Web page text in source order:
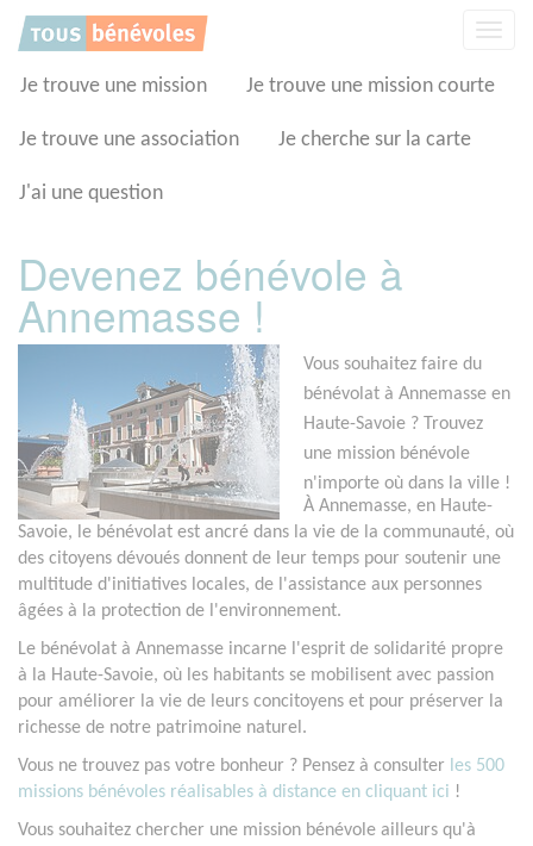
Je trouve une mission Je trouve une mission courte
Je trouve une association Je cherche sur la carte
J'ai une question
Devenez bénévole à
Annemasse !
Vous souhaitez faire du
bénévolat à Annemasse en
Haute-Savoie ? Trouvez
une mission bénévole
n'importe où dans la ville !
À Annemasse, en Haute-
Savoie, le bénévolat est ancré dans la vie de la communauté, où
des citoyens dévoués donnent de leur temps pour soutenir une
multitude d'initiatives locales, de l'assistance aux personnes
âgées à la protection de l'environnement.
Le bénévolat à Annemasse incarne l'esprit de solidarité propre
à la Haute-Savoie, où les habitants se mobilisent avec passion
pour améliorer la vie de leurs concitoyens et pour préserver la
richesse de notre patrimoine naturel.
Vous ne trouvez pas votre bonheur ? Pensez à consulter les 500
missions bénévoles réalisables à distance en cliquant ici !
Vous souhaitez chercher une mission bénévole ailleurs qu'à
Panneau de gestion des cookies